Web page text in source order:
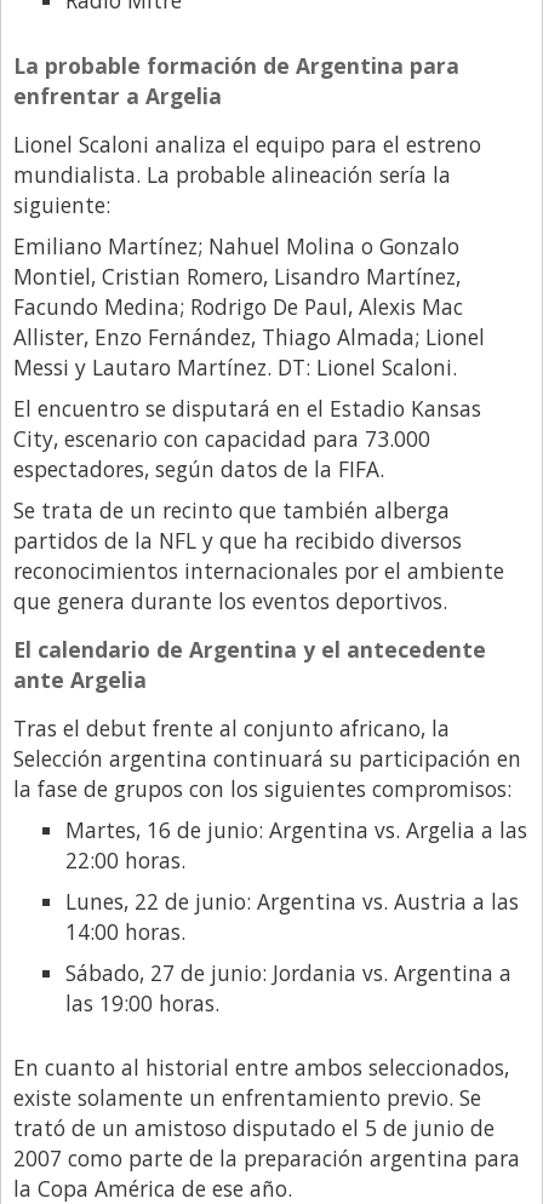
La probable formación de Argentina para
enfrentar a Argelia
Lionel Scaloni analiza el equipo para el estreno
mundialista. La probable alineación sería la
siguiente:
Emiliano Martínez; Nahuel Molina o Gonzalo
Montiel, Cristian Romero, Lisandro Martínez,
Facundo Medina; Rodrigo De Paul, Alexis Mac
Allister, Enzo Fernández, Thiago Almada; Lionel
Messi y Lautaro Martínez. DT: Lionel Scaloni.
El encuentro se disputará en el Estadio Kansas
City, escenario con capacidad para 73.000
espectadores, según datos de la FIFA.
Se trata de un recinto que también alberga
partidos de la NFL y que ha recibido diversos
reconocimientos internacionales por el ambiente
que genera durante los eventos deportivos.
El calendario de Argentina y el antecedente
ante Argelia
Tras el debut frente al conjunto africano, la
Selección argentina continuará su participación en
la fase de grupos con los siguientes compromisos:
Martes, 16 de junio: Argentina vs. Argelia a las
22:00 horas.
Lunes, 22 de junio: Argentina vs. Austria a las
14:00 horas.
Sábado, 27 de junio: Jordania vs. Argentina a
las 19:00 horas.
En cuanto al historial entre ambos seleccionados,
existe solamente un enfrentamiento previo. Se
trató de un amistoso disputado el 5 de junio de
2007 como parte de la preparación argentina para
la Copa América de ese año.